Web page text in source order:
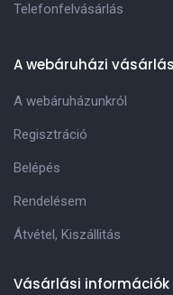
Telefonfelvásárlás
A webáruházi vásárlás
A webáruházunkról
Regisztráció
Belépés
Rendelésem
Átvétel, Kiszállitás
Vásárlási információk